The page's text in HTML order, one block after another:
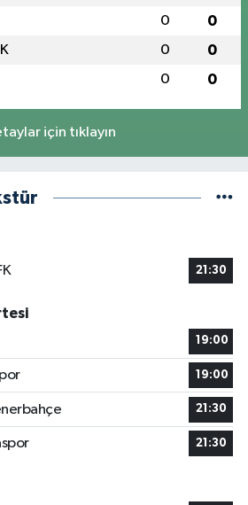
0 0
0 0
0 0
için tıklayın
21:30
19:00
19:00
21:30
21:30